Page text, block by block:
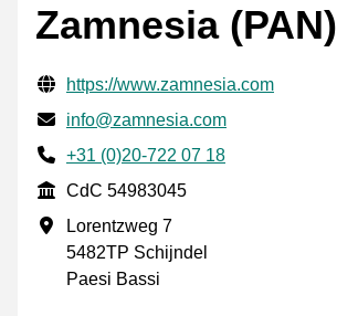
Zamnesia (PAN)
Informazioni di contatto verificate
Website URL
https://www.zamnesia.com
Mail
info@zamnesia.com
Phone number
+31 (0)20-722 07 18
CdC
CdC 54983045
Indirizzo commerciale
Lorentzweg 7
5482TP Schijndel
Paesi Bassi